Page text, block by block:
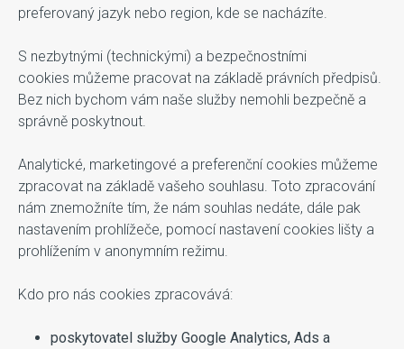
preferovaný jazyk nebo region, kde se nacházíte.
S nezbytnými (technickými) a bezpečnostními
cookies můžeme pracovat na základě právních předpisů.
Bez nich bychom vám naše služby nemohli bezpečně a
správně poskytnout.
Analytické, marketingové a preferenční cookies můžeme
zpracovat na základě vašeho souhlasu. Toto zpracování
nám znemožníte tím, že nám souhlas nedáte, dále pak
nastavením prohlížeče, pomocí nastavení cookies lišty a
prohlížením v anonymním režimu.
Kdo pro nás cookies zpracovává:
poskytovatel služby Google Analytics, Ads a